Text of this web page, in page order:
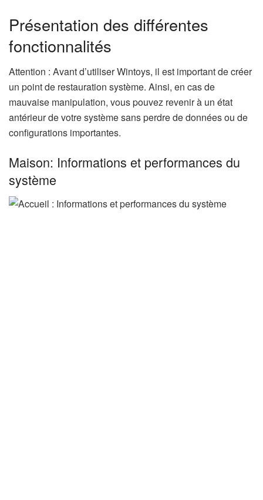
Présentation des différentes
fonctionnalités
Attention : Avant d’utiliser Wintoys, il est important de créer
un point de restauration système. Ainsi, en cas de
mauvaise manipulation, vous pouvez revenir à un état
antérieur de votre système sans perdre de données ou de
configurations importantes.
Maison: Informations et performances du
système